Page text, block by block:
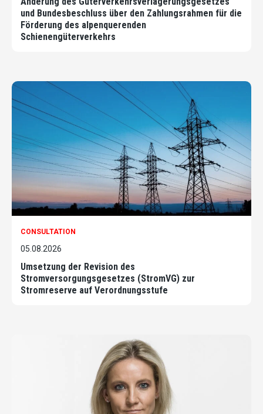
und Bundesbeschluss über den Zahlungsrahmen für die
Förderung des alpenquerenden
Schienengüterverkehrs
CONSULTATION
05.08.2026
Umsetzung der Revision des
Stromversorgungsgesetzes (StromVG) zur
Stromreserve auf Verordnungsstufe